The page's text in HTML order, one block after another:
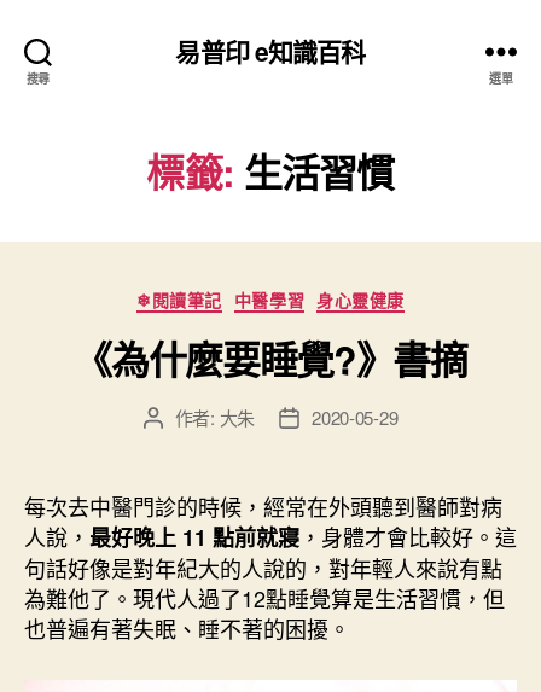
搜尋
易普印 e知識百科
選單
標籤: 生活習慣
分
類
❄閱讀筆記 中醫學習 身心靈健康
《為什麼要睡覺?》書摘
文
者
作者: 大朱
文
佈
日
期
2020-05-29
每次去中醫門診的時候，經常在外頭聽到醫師對病
人說， 最好晚上 11 點前就寢 ，身體才會比較好。這
句話好像是對年紀大的人說的，對年輕人來說有點
為難他了。現代人過了12點睡覺算是生活習慣，但
也普遍有著失眠、睡不著的困擾。